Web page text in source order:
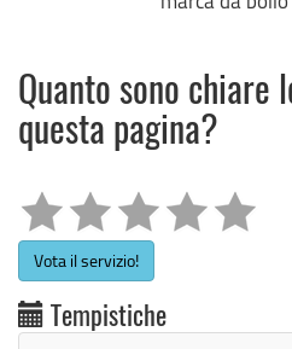
Quanto sono chiare
questa pagina?
Vota il servizio!
Tempistiche